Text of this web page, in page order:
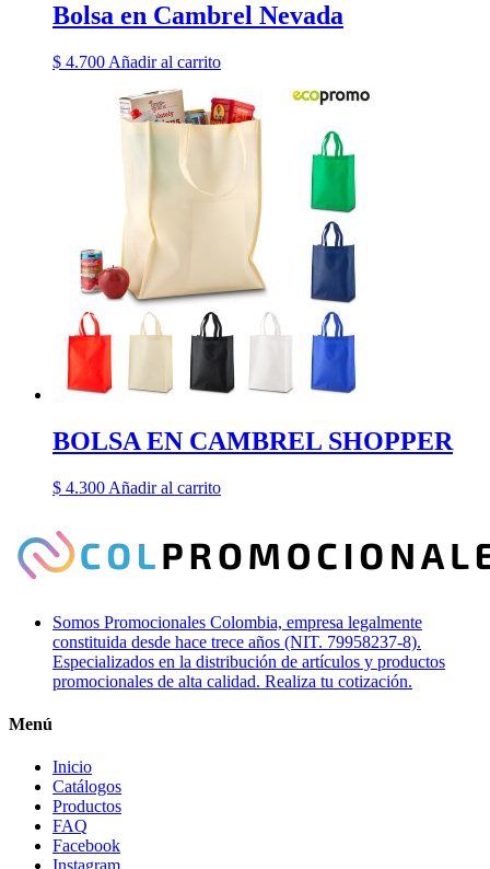
Bolsa en Cambrel Nevada
$ 4.700 Añadir al carrito
BOLSA EN CAMBREL SHOPPER
$ 4.300 Añadir al carrito
Somos Promocionales Colombia, empresa legalmente
constituida desde hace trece años (NIT. 79958237-8).
Especializados en la distribución de artículos y productos
promocionales de alta calidad. Realiza tu cotización.
Menú
Inicio
Catálogos
Productos
FAQ
Facebook
Instagram